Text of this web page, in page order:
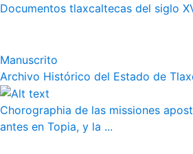
Documentos tlaxcaltecas del siglo
Manuscrito
Archivo Histórico del Estado de
Chorographia de las missiones
antes en Topia, y la ...